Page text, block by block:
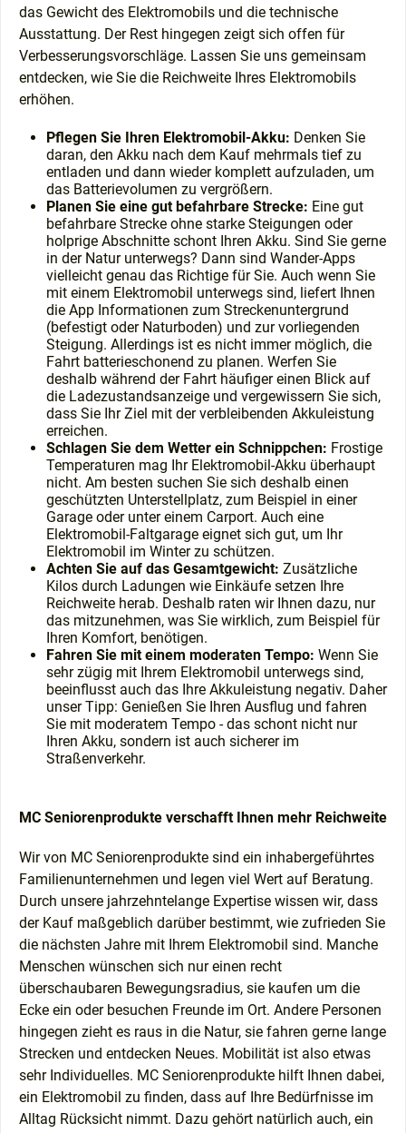
das Gewicht des Elektromobils und die technische
Ausstattung. Der Rest hingegen zeigt sich offen für
Verbesserungsvorschläge. Lassen Sie uns gemeinsam
entdecken, wie Sie die Reichweite Ihres Elektromobils
erhöhen.
Pflegen Sie Ihren Elektromobil-Akku: Denken Sie
daran, den Akku nach dem Kauf mehrmals tief zu
entladen und dann wieder komplett aufzuladen, um
das Batterievolumen zu vergrößern.
Planen Sie eine gut befahrbare Strecke: Eine gut
befahrbare Strecke ohne starke Steigungen oder
holprige Abschnitte schont Ihren Akku. Sind Sie gerne
in der Natur unterwegs? Dann sind Wander-Apps
vielleicht genau das Richtige für Sie. Auch wenn Sie
mit einem Elektromobil unterwegs sind, liefert Ihnen
die App Informationen zum Streckenuntergrund
(befestigt oder Naturboden) und zur vorliegenden
Steigung. Allerdings ist es nicht immer möglich, die
Fahrt batterieschonend zu planen. Werfen Sie
deshalb während der Fahrt häufiger einen Blick auf
die Ladezustandsanzeige und vergewissern Sie sich,
dass Sie Ihr Ziel mit der verbleibenden Akkuleistung
erreichen.
Schlagen Sie dem Wetter ein Schnippchen: Frostige
Temperaturen mag Ihr Elektromobil-Akku überhaupt
nicht. Am besten suchen Sie sich deshalb einen
geschützten Unterstellplatz, zum Beispiel in einer
Garage oder unter einem Carport. Auch eine
Elektromobil-Faltgarage eignet sich gut, um Ihr
Elektromobil im Winter zu schützen.
Achten Sie auf das Gesamtgewicht: Zusätzliche
Kilos durch Ladungen wie Einkäufe setzen Ihre
Reichweite herab. Deshalb raten wir Ihnen dazu, nur
das mitzunehmen, was Sie wirklich, zum Beispiel für
Ihren Komfort, benötigen.
Fahren Sie mit einem moderaten Tempo: Wenn Sie
sehr zügig mit Ihrem Elektromobil unterwegs sind,
beeinflusst auch das Ihre Akkuleistung negativ. Daher
unser Tipp: Genießen Sie Ihren Ausflug und fahren
Sie mit moderatem Tempo - das schont nicht nur
Ihren Akku, sondern ist auch sicherer im
Straßenverkehr.
MC Seniorenprodukte verschafft Ihnen mehr Reichweite
Wir von MC Seniorenprodukte sind ein inhabergeführtes
Familienunternehmen und legen viel Wert auf Beratung.
Durch unsere jahrzehntelange Expertise wissen wir, dass
der Kauf maßgeblich darüber bestimmt, wie zufrieden Sie
die nächsten Jahre mit Ihrem Elektromobil sind. Manche
Menschen wünschen sich nur einen recht
überschaubaren Bewegungsradius, sie kaufen um die
Ecke ein oder besuchen Freunde im Ort. Andere Personen
hingegen zieht es raus in die Natur, sie fahren gerne lange
Strecken und entdecken Neues. Mobilität ist also etwas
sehr Individuelles. MC Seniorenprodukte hilft Ihnen dabei,
ein Elektromobil zu finden, dass auf Ihre Bedürfnisse im
Alltag Rücksicht nimmt. Dazu gehört natürlich auch, ein